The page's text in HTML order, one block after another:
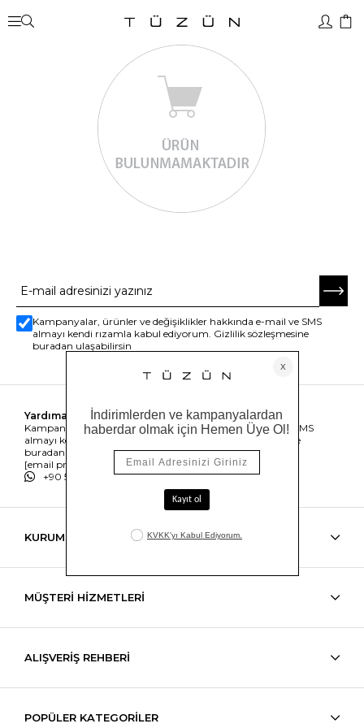
Kampanyalar, ürünler ve değişiklikler hakkında e-mail ve SMS
almayı kendi rızamla kabul ediyorum. Gizlilik sözleşmesine
buradan ulaşabilirsin
Yardıma mı ihtiyacın var?
Kampanyalar, ürünler ve değişiklikler hakkında e-mail ve SMS
almayı kendi rızamla kabul ediyorum. Gizlilik sözleşmesine
buradan ulaşabilirsin
[email protected]
+90 538 489 50 62
KURUMSAL
MÜŞTERİ HİZMETLERİ
ALIŞVERİŞ REHBERİ
POPÜLER KATEGORİLER